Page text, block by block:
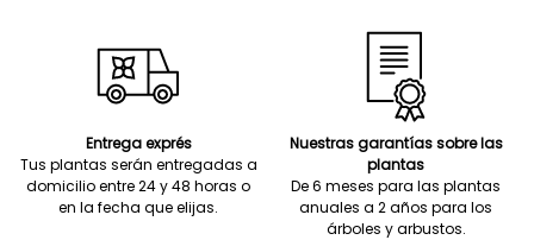
Entrega exprés
Tus plantas serán entregadas a
domicilio entre 24 y 48 horas o
en la fecha que elijas.
Nuestras garantías sobre las
plantas
De 6 meses para las plantas
anuales a 2 años para los
árboles y arbustos.